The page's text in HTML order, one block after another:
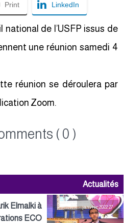
Print LinkedIn
national de l’USFP issus de
une réunion samedi 4
réunion se déroulera par
Zoom.
( 0 )
Actualités
27 janvier 2022
Elmalki à
ECO